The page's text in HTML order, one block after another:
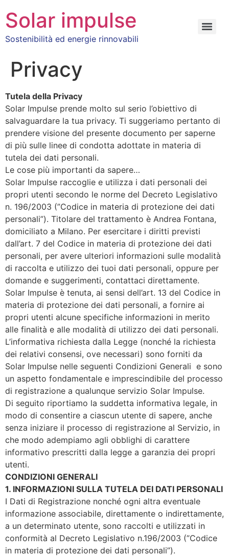
Solar impulse
Sostenibilità ed energie rinnovabili
Privacy
Tutela della Privacy
Solar Impulse prende molto sul serio l’obiettivo di
salvaguardare la tua privacy. Ti suggeriamo pertanto di
prendere visione del presente documento per saperne
di più sulle linee di condotta adottate in materia di
tutela dei dati personali.
Le cose più importanti da sapere…
Solar Impulse raccoglie e utilizza i dati personali dei
propri utenti secondo le norme del Decreto Legislativo
n. 196/2003 (”Codice in materia di protezione dei dati
personali”). Titolare del trattamento è Andrea Fontana,
domiciliato a Milano. Per esercitare i diritti previsti
dall’art. 7 del Codice in materia di protezione dei dati
personali, per avere ulteriori informazioni sulle modalità
di raccolta e utilizzo dei tuoi dati personali, oppure per
domande e suggerimenti, contattaci direttamente.
Solar Impulse è tenuta, ai sensi dell’art. 13 del Codice in
materia di protezione dei dati personali, a fornire ai
propri utenti alcune specifiche informazioni in merito
alle finalità e alle modalità di utilizzo dei dati personali.
L’informativa richiesta dalla Legge (nonché la richiesta
dei relativi consensi, ove necessari) sono forniti da
Solar Impulse nelle seguenti Condizioni Generali e sono
un aspetto fondamentale e imprescindibile del processo
di registrazione a qualunque servizio Solar Impulse.
Di seguito riportiamo la suddetta informativa legale, in
modo di consentire a ciascun utente di sapere, anche
senza iniziare il processo di registrazione al Servizio, in
che modo adempiamo agli obblighi di carattere
informativo prescritti dalla legge a garanzia dei propri
utenti.
CONDIZIONI GENERALI
1. INFORMAZIONI SULLA TUTELA DEI DATI PERSONALI
I Dati di Registrazione nonché ogni altra eventuale
informazione associabile, direttamente o indirettamente,
a un determinato utente, sono raccolti e utilizzati in
conformità al Decreto Legislativo n.196/2003 (”Codice
in materia di protezione dei dati personali”).